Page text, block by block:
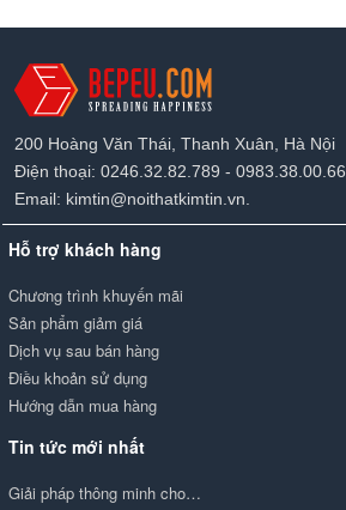
200 Hoàng Văn Thái, Thanh Xuân, Hà Nội
Điện thoại: 0246.32.82.789 - 0983.38.00.66.
Email: kimtin@noithatkimtin.vn.
Hỗ trợ khách hàng
Chương trình khuyến mãi
Sản phẩm giảm giá
Dịch vụ sau bán hàng
Điều khoản sử dụng
Hướng dẫn mua hàng
Tin tức mới nhất
Giải pháp thông minh cho…